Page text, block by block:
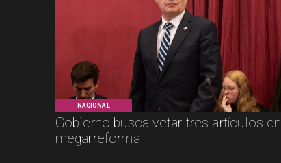
NACIONAL
Gobierno busca vetar tres artículos en
megarreforma